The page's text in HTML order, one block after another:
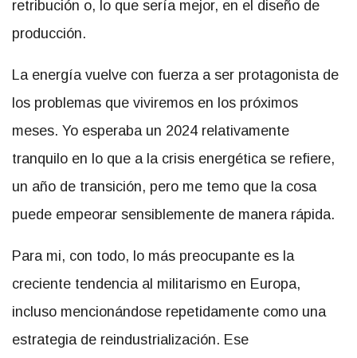
retribución o, lo que sería mejor, en el diseño de
producción.
La energía vuelve con fuerza a ser protagonista de
los problemas que viviremos en los próximos
meses. Yo esperaba un 2024 relativamente
tranquilo en lo que a la crisis energética se refiere,
un año de transición, pero me temo que la cosa
puede empeorar sensiblemente de manera rápida.
Para mi, con todo, lo más preocupante es la
creciente tendencia al militarismo en Europa,
incluso mencionándose repetidamente como una
estrategia de reindustrialización. Ese